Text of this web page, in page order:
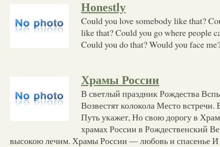
Honestly
Could you love somebody like that?
like that? Could you go where people
Could you do that? Would you face
Храмы России
В светлый праздник Рождества
Возвестят колокола Место встречи.
Путь укажет, Но свою дорогу в
храмах России в Рождественский
высокою лечим. Храмы России — любовь и спасенье И